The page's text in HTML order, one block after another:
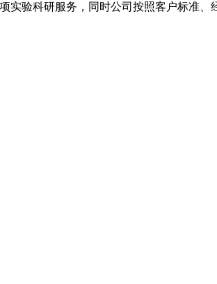
实验科研服务，同时公司按照客户标准